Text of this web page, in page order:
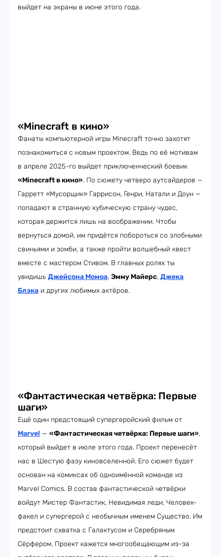
выйдет на экраны в июне этого года.
«Minecraft в кино»
Фанаты компьютерной игры Minecraft точно захотят
познакомиться с новым проектом. Ведь по её мотивам
в апреле 2025-го выйдет приключенческий боевик
«Minecraft в кино». По сюжету четверо аутсайдеров —
Гарретт «Мусорщик» Гаррисон, Генри, Натали и Доун —
попадают в странную кубическую страну чудес,
которая держится лишь на воображении. Чтобы
вернуться домой, им придётся побороться со злобными
свиньями и зомби, а также пройти волшебный квест
вместе с мастером Стивом. В главных ролях ты
увидишь Джейсона Момоа, Эмму Майерс, Джека
Блэка и других любимых актёров.
«Фантастическая четвёрка: Первые
шаги»
Ещё один предстоящий супергеройский фильм от
Marvel — «Фантастическая четвёрка: Первые шаги»,
который выйдет в июле этого года. Проект перенесёт
нас в Шестую фазу киновселенной. Его сюжет будет
основан на комиксах об одноимённой команде из
Marvel Comics. В состав фантастической четвёрки
войдут Мистер Фантастик, Невидимая леди, Человек-
факел и супергерой с необычным именем Существо. Им
предстоит схватка с Галактусом и Серебряным
Сёрфером. Проект кажется многообещающим из-за